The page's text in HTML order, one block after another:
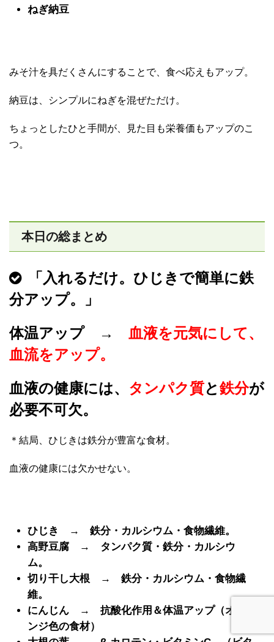
ねぎ納豆
みそ汁を具だくさんにすることで、食べ応えもアップ。
納豆は、シンプルにねぎを混ぜただけ。
ちょっとしたひと手間が、見た目も栄養価もアップのこ
つ。
本日の総まとめ
「入れるだけ。ひじきで簡単に鉄
分アップ。」
体温アップ →
血液を元気にして、
血流をアップ。
血液の健康には、 タンパク質と鉄分が
必要不可欠。
＊結局、ひじきは鉄分が豊富な食材。
血液の健康には欠かせない。
ひじき → 鉄分・カルシウム・食物繊維。
高野豆腐 → タンパク質・鉄分・カルシウ
ム。
切り干し大根 → 鉄分・カルシウム・食物繊
維。
にんじん → 抗酸化作用＆体温アップ（オレ
ンジ色の食材）